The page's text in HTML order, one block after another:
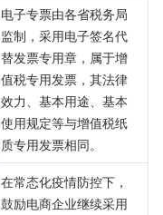
电子专票由各省税务局
监制，采用电子签名代
替发票专用章，属于增
值税专用发票，其法律
效力、基本用途、基本
使用规定等与增值税纸
质专用发票相同。
在常态化疫情防控下，
鼓励电商企业继续采用